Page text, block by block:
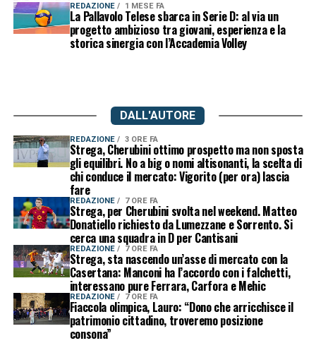
REDAZIONE 1 MESE FA
La Pallavolo Telese sbarca in Serie D: al via un
progetto ambizioso tra giovani, esperienza e la
storica sinergia con l’Accademia Volley
DALL'AUTORE
REDAZIONE 3 ORE FA
Strega, Cherubini ottimo prospetto ma non sposta
gli equilibri. No a big o nomi altisonanti, la scelta di
chi conduce il mercato: Vigorito (per ora) lascia
fare
REDAZIONE 7 ORE FA
Strega, per Cherubini svolta nel weekend. Matteo
Donatiello richiesto da Lumezzane e Sorrento. Si
cerca una squadra in D per Cantisani
REDAZIONE 7 ORE FA
Strega, sta nascendo un’asse di mercato con la
Casertana: Manconi ha l’accordo con i falchetti,
interessano pure Ferrara, Carfora e Mehic
REDAZIONE 7 ORE FA
Fiaccola olimpica, Lauro: “Dono che arricchisce il
patrimonio cittadino, troveremo posizione
consona”